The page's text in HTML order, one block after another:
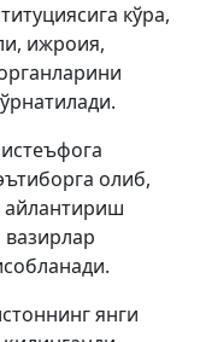
кўра,
ижроия,
олиб,
айлантириш
янги